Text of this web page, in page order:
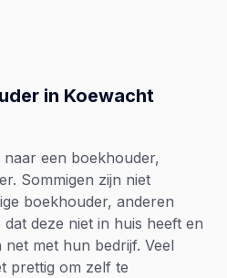
in Koewacht
een boekhouder,
Sommigen zijn niet
boekhouder, anderen
deze niet in huis heeft en
met hun bedrijf. Veel
prettig om zelf te